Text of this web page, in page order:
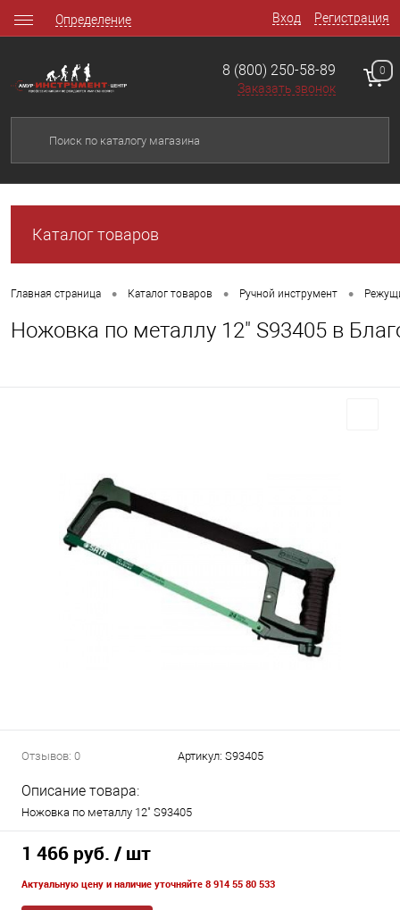
Вход Регистрация
Определение
8 (800) 250-58-89
Заказать звонок
0
Каталог товаров
Главная страница • Каталог товаров • Ручной инструмент •
Ножовка по металлу 12" S93405 в
Отзывов: 0 Артикул: S93405
Описание товара:
Ножовка по металлу 12" S93405
1 466 руб. / шт
Актуальную цену и наличие уточняйте 8 914 55 80 533